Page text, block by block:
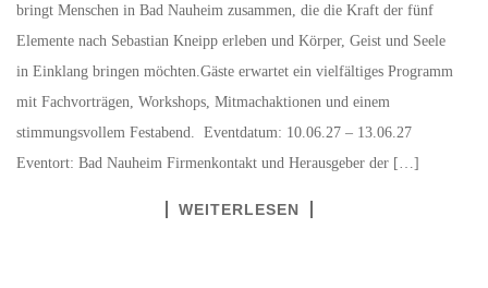
bringt Menschen in Bad Nauheim zusammen, die die Kraft der fünf
Elemente nach Sebastian Kneipp erleben und Körper, Geist und Seele
in Einklang bringen möchten.Gäste erwartet ein vielfältiges Programm
mit Fachvorträgen, Workshops, Mitmachaktionen und einem
stimmungsvollem Festabend. Eventdatum: 10.06.27 – 13.06.27
Eventort: Bad Nauheim Firmenkontakt und Herausgeber der […]
WEITERLESEN